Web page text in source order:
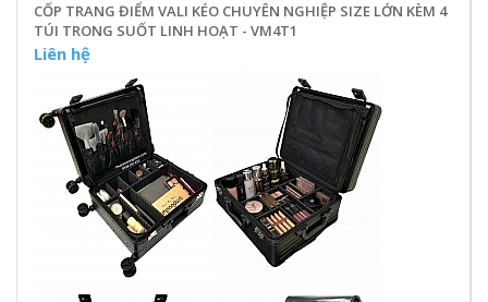
CỐP TRANG ĐIỂM VALI KÉO CHUYÊN NGHIỆP SIZE LỚN KÈM 4
TÚI TRONG SUỐT LINH HOẠT - VM4T1
Liên hệ